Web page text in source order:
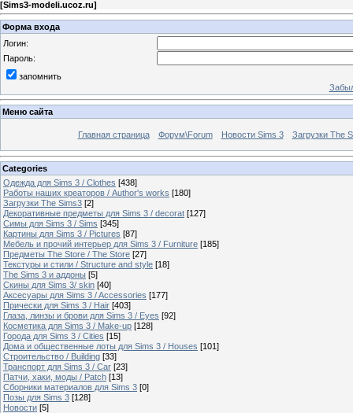
[Sims3-modeli.ucoz.ru]
Форма входа
Логин:
Пароль:
запомнить
Меню сайта
Главная страница Форум\Forum Новости Sims 3 Загрузки The
Categories
Одежда для Sims 3 / Clothes [438]
Работы наших креаторов / Author's works [180]
Загрузки The Sims3 [2]
Декоративные предметы для Sims 3 / decorat [127]
Симы для Sims 3 / Sims [345]
Картины для Sims 3 / Pictures [87]
Мебель и прочий интерьер для Sims 3 / Furniture [185]
Предметы The Store / The Store [27]
Текстуры и стили / Structure and style [18]
The Sims 3 и аддоны [5]
Скины для Sims 3/ skin [40]
Аксесуары для Sims 3 / Accessories [177]
Прически для Sims 3 / Hair [403]
Глаза, линзы и брови для Sims 3 / Eyes [92]
Косметика для Sims 3 / Make-up [128]
Города для Sims 3 / Cities [15]
Дома и общественные лоты для Sims 3 / Houses [101]
Строительство / Building [33]
Транспорт для Sims 3 / Сar [23]
Патчи, хаки, моды / Patch [13]
Сборники материалов для Sims 3 [0]
Позы для Sims 3 [128]
Новости [5]